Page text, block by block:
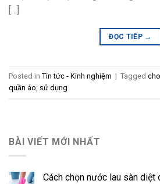
[…]
ĐỌC TIẾP →
Posted in Tin tức - Kinh nghiệm | Tagged
quần áo, sử dụng
BÀI VIẾT MỚI NHẤT
Cách chọn nước lau sàn diệt